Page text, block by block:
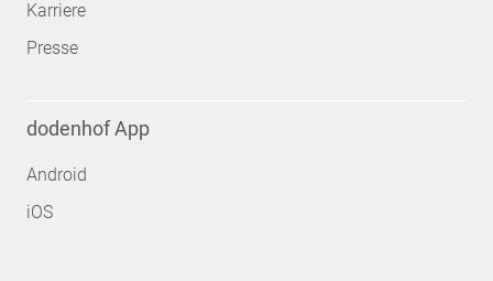
Karriere
Presse
dodenhof App
Android
iOS